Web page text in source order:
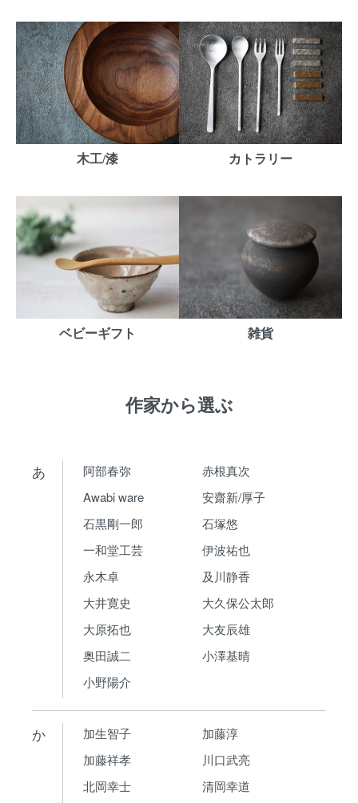
木工/漆 カトラリー
ベビーギフト 雑貨
作家から選ぶ
あ 阿部春弥
赤根真次
Awabi ware
安齋新/厚子
石黒剛一郎
石塚悠
一和堂工芸
伊波祐也
永木卓
及川静香
大井寛史
大久保公太郎
大原拓也
大友辰雄
奥田誠二
小澤基晴
小野陽介
か 加生智子
加藤淳
加藤祥孝
川口武亮
北岡幸士
清岡幸道